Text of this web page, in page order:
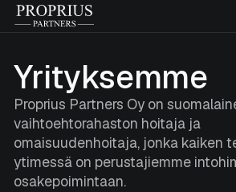
Siirry
sisältöön
Proprius
Partners
Meistä
Ajatuksiamme
Yrityksemme
Proprius Partners Oy on
vaihtoehtorahaston hoitaja ja
omaisuudenhoitaja, jonka kaiken
ytimessä on perustajiemme
osakepoimintaan.